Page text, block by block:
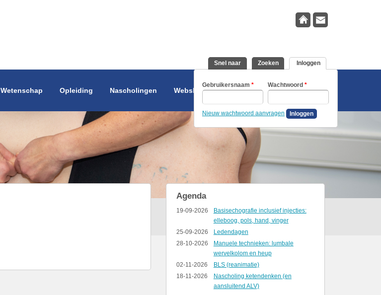
Snel naar Zoeken Inloggen
Gebruikersnaam * Wachtwoord*
Nieuw wachtwoord aanvragen
Wetenschap Opleiding Nascholingen Webshop
Agenda
19-09-2026
Basisechografie inclusief injecties:
elleboog, pols, hand, vinger
25-09-2026
Ledendagen
28-10-2026
Manuele technieken: lumbale
wervelkolom en heup
02-11-2026
BLS (reanimatie)
18-11-2026
Nascholing ketendenken (en
aansluitend ALV)